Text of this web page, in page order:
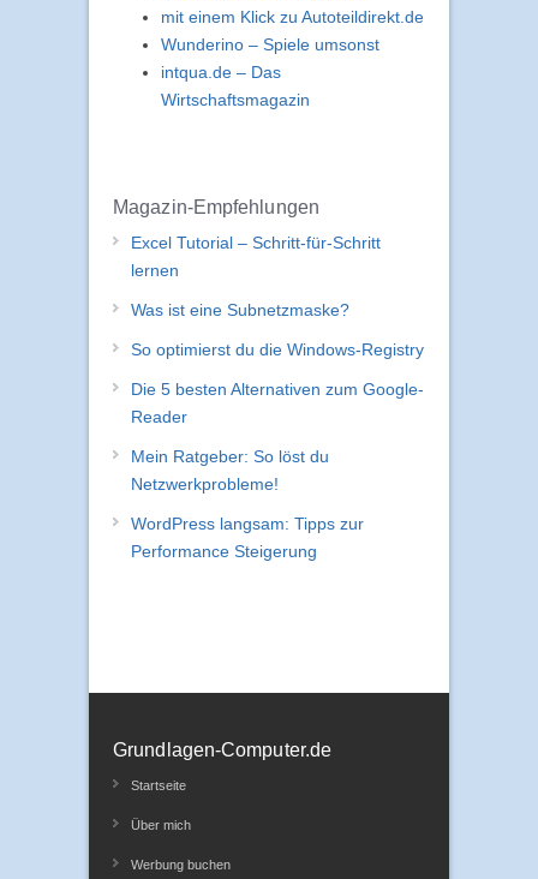
mit einem Klick zu Autoteildirekt.de
Wunderino – Spiele umsonst
intqua.de – Das
Wirtschaftsmagazin
Magazin-Empfehlungen
Excel Tutorial – Schritt-für-Schritt
lernen
Was ist eine Subnetzmaske?
So optimierst du die Windows-Registry
Die 5 besten Alternativen zum Google-
Reader
Mein Ratgeber: So löst du
Netzwerkprobleme!
WordPress langsam: Tipps zur
Performance Steigerung
Grundlagen-Computer.de
Startseite
Über mich
Werbung buchen